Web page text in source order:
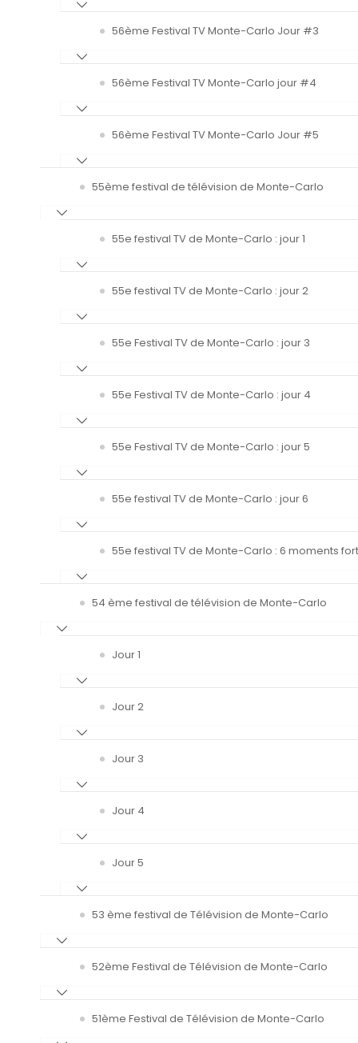
56ème Festival TV Monte-Carlo Jour #3
56ème Festival TV Monte-Carlo jour #4
56ème Festival TV Monte-Carlo Jour #5
55ème festival de télévision de Monte-Carlo
55e festival TV de Monte-Carlo : jour 1
55e festival TV de Monte-Carlo : jour 2
55e Festival TV de Monte-Carlo : jour 3
55e Festival TV de Monte-Carlo : jour 4
55e Festival TV de Monte-Carlo : jour 5
55e festival TV de Monte-Carlo : jour 6
55e festival TV de Monte-Carlo : 6 moments
54 ème festival de télévision de Monte-Carlo
Jour 1
Jour 2
Jour 3
Jour 4
Jour 5
53 ème festival de Télévision de Monte-Carlo
52ème Festival de Télévision de Monte-Carlo
51ème Festival de Télévision de Monte-Carlo